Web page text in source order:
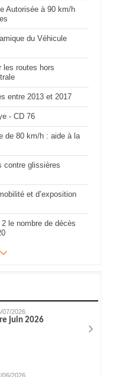
Autorisée à 90 km/h
du Véhicule
les routes hors
entre 2013 et 2017
- CD 76
de 80 km/h : aide à la
contre glissières
et d’exposition
le nombre de décès
07/2026
juin 2026
06/2026